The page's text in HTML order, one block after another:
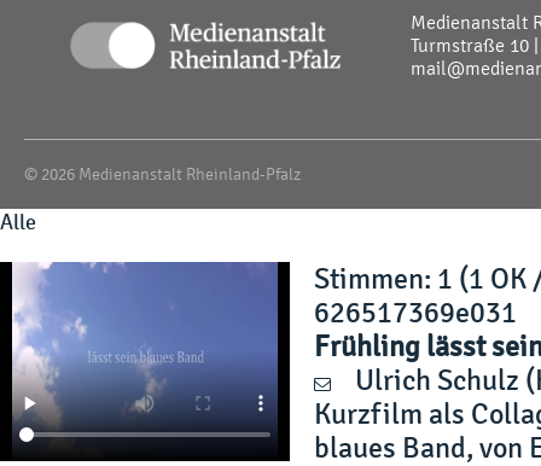
Medienanstalt
Turmstraße 10
© 2026 Medienanstalt Rheinland-Pfalz
Alle
Stimmen: 1 (1 OK
626517369e031
Frühling lässt
Ulrich Schulz
Kurzfilm als
blaues Band, von